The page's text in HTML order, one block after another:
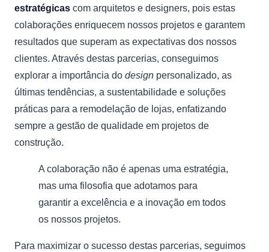
estratégicas com arquitetos e designers, pois estas
colaborações enriquecem nossos projetos e garantem
resultados que superam as expectativas dos nossos
clientes. Através destas parcerias, conseguimos
explorar a importância do design personalizado, as
últimas tendências, a sustentabilidade e soluções
práticas para a remodelação de lojas, enfatizando
sempre a gestão de qualidade em projetos de
construção.
A colaboração não é apenas uma estratégia,
mas uma filosofia que adotamos para
garantir a excelência e a inovação em todos
os nossos projetos.
Para maximizar o sucesso destas parcerias, seguimos